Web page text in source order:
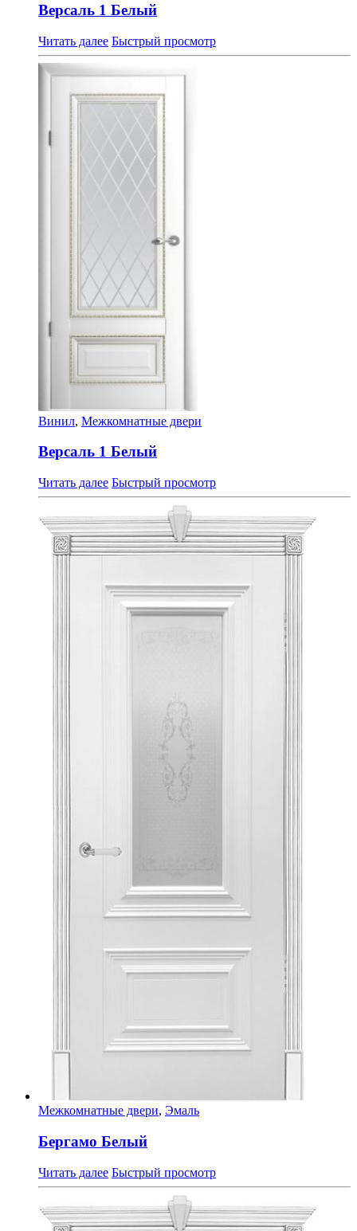
Версаль 1 Белый
Читать далее Быстрый просмотр
Винил, Межкомнатные двери
Версаль 1 Белый
Читать далее Быстрый просмотр
Межкомнатные двери, Эмаль
Бергамо Белый
Читать далее Быстрый просмотр